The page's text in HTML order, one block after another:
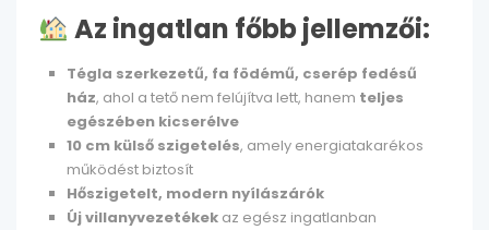
Az ingatlan főbb jellemzői:
Tégla szerkezetű, fa födémű, cserép fedésű
ház, ahol a tető nem felújítva lett, hanem teljes
egészében kicserélve
10 cm külső szigetelés, amely energiatakarékos
működést biztosít
Hőszigetelt, modern nyílászárók
Új villanyvezetékek az egész ingatlanban